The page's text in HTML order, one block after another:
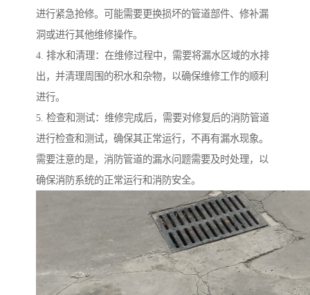
进行紧急抢修。可能需要更换损坏的管道部件、修补漏
洞或进行其他维修操作。
4. 排水和清理：在维修过程中，需要将漏水区域的水排
出，并清理周围的积水和杂物，以确保维修工作的顺利
进行。
5. 检查和测试：维修完成后，需要对修复后的消防管道
进行检查和测试，确保其正常运行，不再有漏水现象。
需要注意的是，消防管道的漏水问题需要及时处理，以
确保消防系统的正常运行和消防安全。